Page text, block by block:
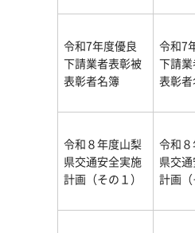
令和7年度優良
下請業者表彰被
表彰者名簿
令和7
下請
表彰
令和８年度山梨
県交通安全実施
計画（その１）
令和
県交
計画（